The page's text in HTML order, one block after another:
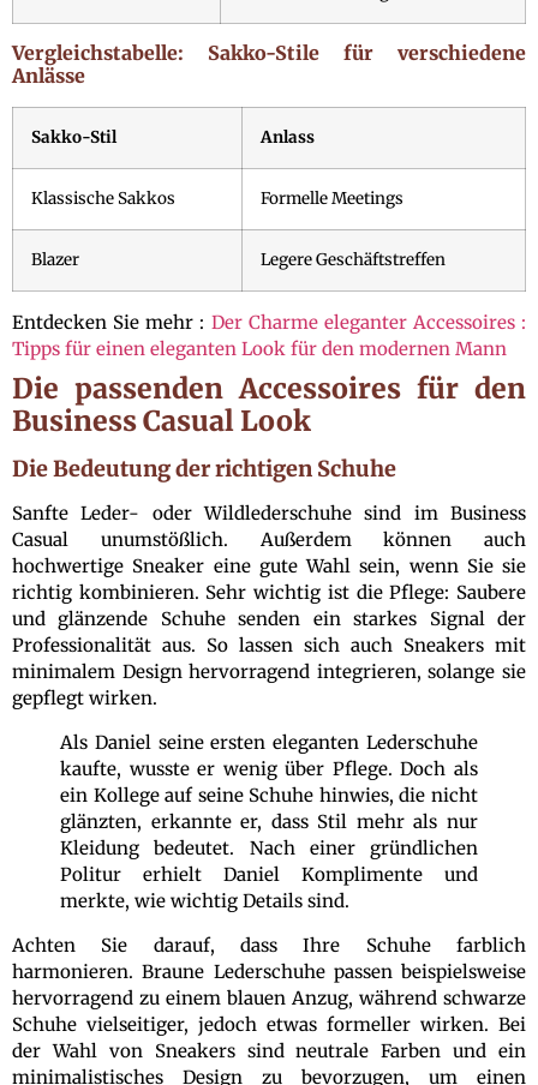
Vergleichstabelle: Sakko-Stile für verschiedene
Anlässe
Sakko-Stil Anlass
Klassische Sakkos Formelle Meetings
Blazer Legere Geschäftstreffen
Entdecken Sie mehr : Der Charme eleganter Accessoires :
Tipps für einen eleganten Look für den modernen Mann
Die passenden Accessoires für den
Business Casual Look
Die Bedeutung der richtigen Schuhe
Sanfte Leder- oder Wildlederschuhe sind im Business
Casual unumstößlich. Außerdem können auch
hochwertige Sneaker eine gute Wahl sein, wenn Sie sie
richtig kombinieren. Sehr wichtig ist die Pflege: Saubere
und glänzende Schuhe senden ein starkes Signal der
Professionalität aus. So lassen sich auch Sneakers mit
minimalem Design hervorragend integrieren, solange sie
gepflegt wirken.
Als Daniel seine ersten eleganten Lederschuhe
kaufte, wusste er wenig über Pflege. Doch als
ein Kollege auf seine Schuhe hinwies, die nicht
glänzten, erkannte er, dass Stil mehr als nur
Kleidung bedeutet. Nach einer gründlichen
Politur erhielt Daniel Komplimente und
merkte, wie wichtig Details sind.
Achten Sie darauf, dass Ihre Schuhe farblich
harmonieren. Braune Lederschuhe passen beispielsweise
hervorragend zu einem blauen Anzug, während schwarze
Schuhe vielseitiger, jedoch etwas formeller wirken. Bei
der Wahl von Sneakers sind neutrale Farben und ein
minimalistisches Design zu bevorzugen, um einen